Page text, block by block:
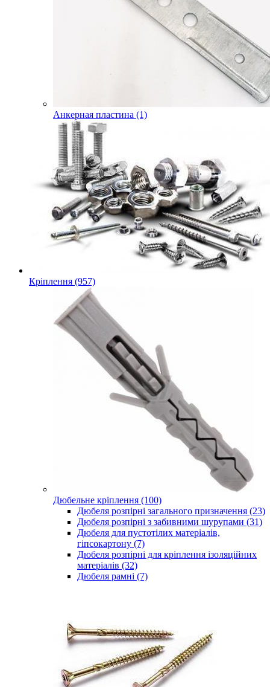
Анкерная пластина (1)
Кріплення (957)
Дюбельне кріплення (100)
Дюбеля розпірні загального призначення (23)
Дюбеля розпірні з забивними шурупами (31)
Дюбеля для пустотілих матеріалів,
гіпсокартону (7)
Дюбеля розпірні для кріплення ізоляційних
матеріалів (32)
Дюбеля рамні (7)